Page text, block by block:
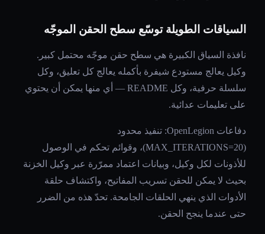
السياقات الطويلة توسّع سطح الحقن الموجّه
نافذة السياق الكبيرة هي سطح حقن موجّه محتمل كبير.
وكيل يعالج مستودع شيفرة بأكمله يعالج كل تعليق، وكل
سلسلة حرفية، وكل README — أي منها يمكن أن يحتوي
على تعليمات عدائية.
دفاعات OpenLegion: تنفيذ محدود
(MAX_ITERATIONS=20)، وقوائم تحكم في الوصول
للأذونات لكل وكيل، وبيانات اعتماد ممرّرة عبر وكيل الخزنة
بحيث لا يمكن للحقن تسريب المفاتيح، واكتشاف حلقة
الأدوات الذي ينهي الحلقات الجامحة. تحدّ هذه من الضرر
حتى عندما ينجح الحقن.